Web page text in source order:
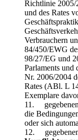
Richtlinie 2005/
und des Rates
Verbrauchern
84/450/EWG
98/27/EG und
Parlaments und
Nr. 2006/2004
Rates (ABl. L
Exemplare
11.
die
oder sich
12.